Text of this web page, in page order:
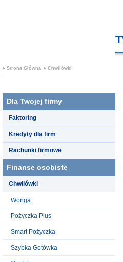
Strona Główna Chwilówki
Dla Twojej firmy
Faktoring
Kredyty dla firm
Rachunki firmowe
Finanse osobiste
Chwilówki
Wonga
Pożyczka Plus
Smart Pożyczka
Szybka Gotówka